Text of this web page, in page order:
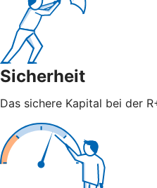
Sicherheit
Das sichere Kapital bei der